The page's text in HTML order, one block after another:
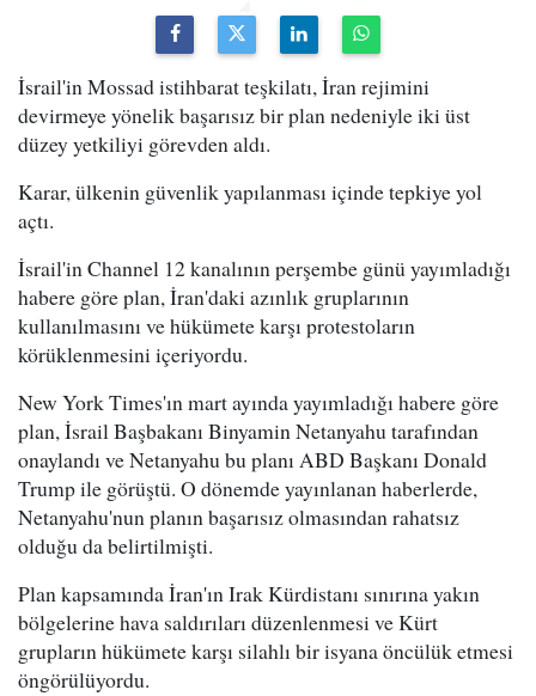
İsrail'in Mossad istihbarat teşkilatı, İran rejimini
devirmeye yönelik başarısız bir plan nedeniyle iki üst
düzey yetkiliyi görevden aldı.
Karar, ülkenin güvenlik yapılanması içinde tepkiye yol
açtı.
İsrail'in Channel 12 kanalının perşembe günü yayımladığı
habere göre plan, İran'daki azınlık gruplarının
kullanılmasını ve hükümete karşı protestoların
körüklenmesini içeriyordu.
New York Times'ın mart ayında yayımladığı habere göre
plan, İsrail Başbakanı Binyamin Netanyahu tarafından
onaylandı ve Netanyahu bu planı ABD Başkanı Donald
Trump ile görüştü. O dönemde yayınlanan haberlerde,
Netanyahu'nun planın başarısız olmasından rahatsız
olduğu da belirtilmişti.
Plan kapsamında İran'ın Irak Kürdistanı sınırına yakın
bölgelerine hava saldırıları düzenlenmesi ve Kürt
grupların hükümete karşı silahlı bir isyana öncülük etmesi
öngörülüyordu.